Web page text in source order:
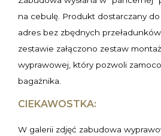
na cebulę. Produkt dostarczany
adres bez zbędnych
zestawie załączono zestaw
wyprawowej, który pozwoli
bagażnika.
CIEKAWOSTKA:
W galerii zdjęć zabudowa